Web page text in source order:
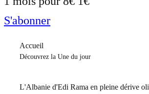
S'abonner
Accueil
Découvrez la Une du jour
L'Albanie d'Edi Rama en pleine dérive